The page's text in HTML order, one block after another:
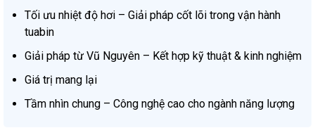
Tối ưu nhiệt độ hơi – Giải pháp cốt lõi trong vận hành
tuabin
Giải pháp từ Vũ Nguyên – Kết hợp kỹ thuật & kinh nghiệm
Giá trị mang lại
Tầm nhìn chung – Công nghệ cao cho ngành năng lượng